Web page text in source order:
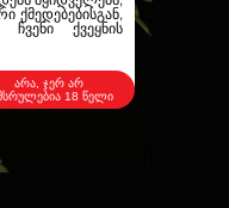
ქმედებებისგან,
ჩვენი ქვეყნის
არა, ჯერ არ
18 წელი